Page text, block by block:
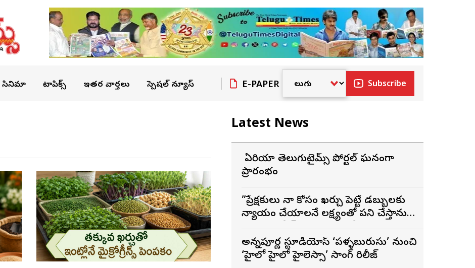
సినిమా టాపిక్స్ ఇతర వార్తలు స్పెషల్ న్యూస్ E-PAPER Subscribe
Latest News
బే ఏరియా తెలుగుటైమ్స్ పోర్టల్ ఘనంగా
ప్రారంభం
”ప్రేక్షకులు నా కోసం ఖర్చు పెట్టే డబ్బులకు
న్యాయం చేయాలనే లక్ష్యంతో పని చేస్తాను”
అన్నపూర్ణ స్టూడియోస్ ‘పళ్ళబురుసు’ నుంచి
‘హైలో హైలో హైలెస్సా’ సాంగ్ రిలీజ్